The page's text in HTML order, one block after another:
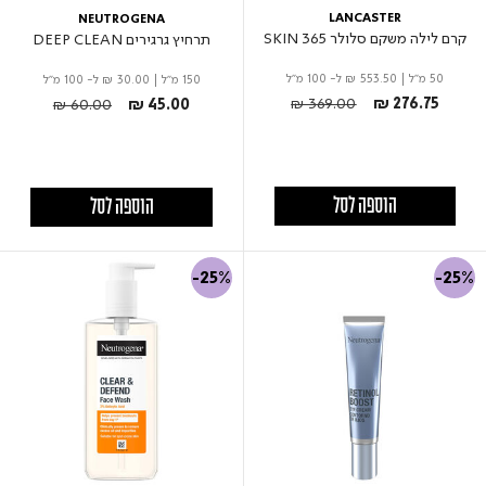
LANCASTER
קרם לילה משקם סלולר 365 SKIN
50 מ"ל ₪ 553.50 ל- 100 מ"ל
₪ 276.75
Price reduced from
₪ 369.00to
הוספה לסל
NEUTROGENA
תרחיץ גרגירים DEEP CLEAN
150 מ"ל ₪ 30.00 ל- 100 מ"ל
₪ 45.00
Price reduced from
₪ 60.00to
הוספה לסל
-25%
-25%